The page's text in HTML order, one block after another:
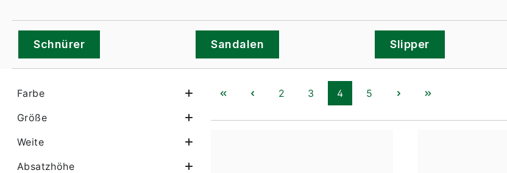
Schnürer Sandalen Slipper
Farbe
Größe
Weite
Absatzhöhe
Seite
2 Seite
3 Seite
4 Seite
5